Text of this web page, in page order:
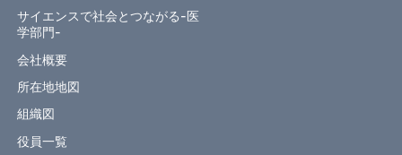
サイエンスで社会とつながる-医
学部門-
会社概要
所在地地図
組織図
役員一覧